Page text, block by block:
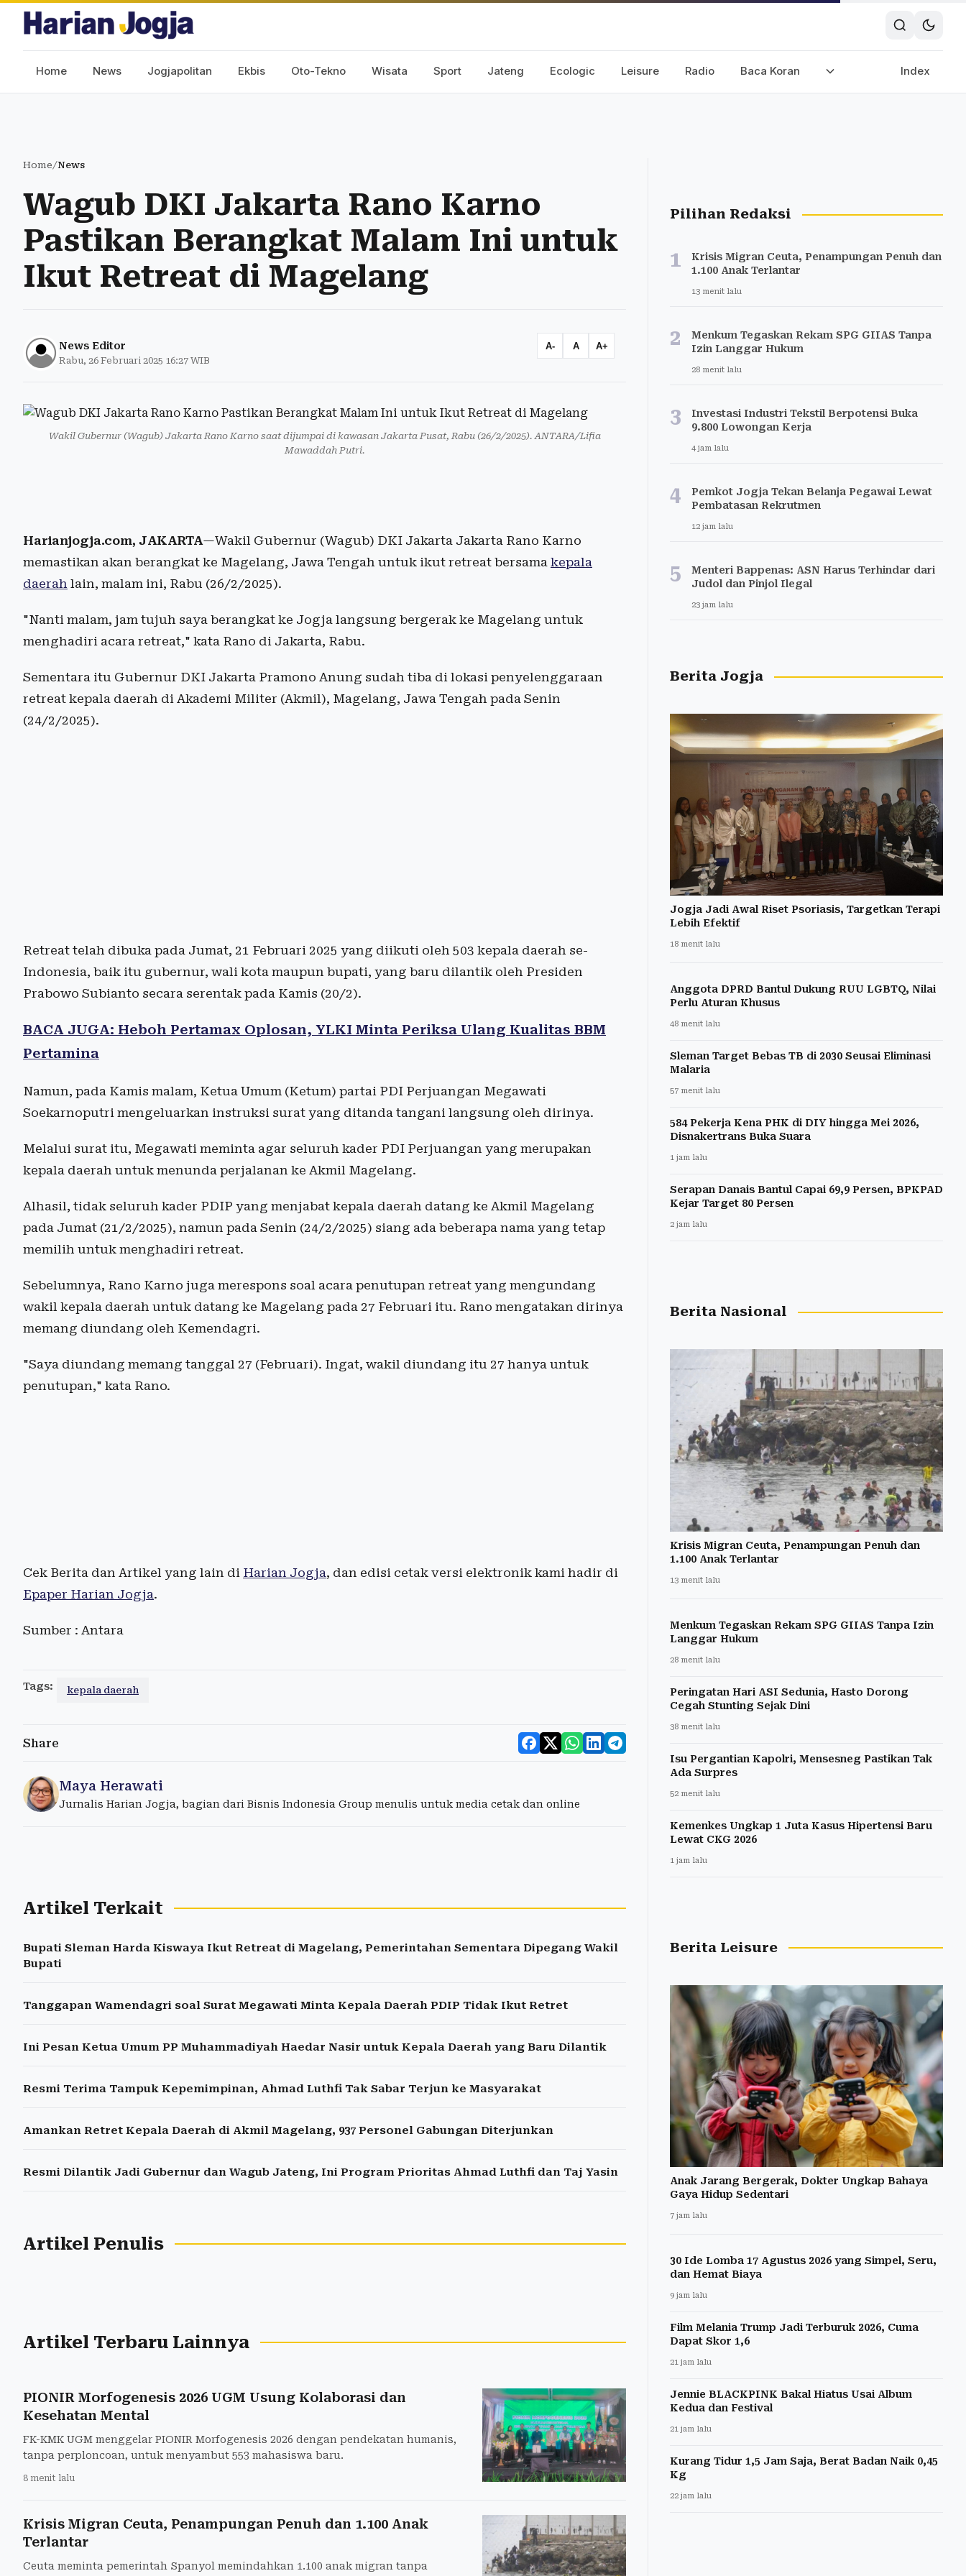
Home News Jogjapolitan Ekbis Oto-Tekno Wisata Sport Jateng Ecologic Leisure Radio Baca Koran Index
Home/News
Wagub DKI Jakarta Rano Karno
Pastikan Berangkat Malam Ini untuk
Ikut Retreat di Magelang
News Editor
Rabu, 26 Februari 2025 16:27 WIB
A- A A+
Wakil Gubernur (Wagub) Jakarta Rano Karno saat dijumpai di kawasan Jakarta Pusat, Rabu (26/2/2025). ANTARA/Lifia
Mawaddah Putri.
Harianjogja.com, JAKARTA—Wakil Gubernur (Wagub) DKI Jakarta Jakarta Rano Karno
memastikan akan berangkat ke Magelang, Jawa Tengah untuk ikut retreat bersama kepala
daerah lain, malam ini, Rabu (26/2/2025).
"Nanti malam, jam tujuh saya berangkat ke Jogja langsung bergerak ke Magelang untuk
menghadiri acara retreat," kata Rano di Jakarta, Rabu.
Sementara itu Gubernur DKI Jakarta Pramono Anung sudah tiba di lokasi penyelenggaraan
retreat kepala daerah di Akademi Militer (Akmil), Magelang, Jawa Tengah pada Senin
(24/2/2025).
Retreat telah dibuka pada Jumat, 21 Februari 2025 yang diikuti oleh 503 kepala daerah se-
Indonesia, baik itu gubernur, wali kota maupun bupati, yang baru dilantik oleh Presiden
Prabowo Subianto secara serentak pada Kamis (20/2).
BACA JUGA: Heboh Pertamax Oplosan, YLKI Minta Periksa Ulang Kualitas BBM
Pertamina
Namun, pada Kamis malam, Ketua Umum (Ketum) partai PDI Perjuangan Megawati
Soekarnoputri mengeluarkan instruksi surat yang ditanda tangani langsung oleh dirinya.
Melalui surat itu, Megawati meminta agar seluruh kader PDI Perjuangan yang merupakan
kepala daerah untuk menunda perjalanan ke Akmil Magelang.
Alhasil, tidak seluruh kader PDIP yang menjabat kepala daerah datang ke Akmil Magelang
pada Jumat (21/2/2025), namun pada Senin (24/2/2025) siang ada beberapa nama yang tetap
memilih untuk menghadiri retreat.
Sebelumnya, Rano Karno juga merespons soal acara penutupan retreat yang mengundang
wakil kepala daerah untuk datang ke Magelang pada 27 Februari itu. Rano mengatakan dirinya
memang diundang oleh Kemendagri.
"Saya diundang memang tanggal 27 (Februari). Ingat, wakil diundang itu 27 hanya untuk
penutupan," kata Rano.
Cek Berita dan Artikel yang lain di Harian Jogja, dan edisi cetak versi elektronik kami hadir di
Epaper Harian Jogja.
Sumber : Antara
Tags: kepala daerah
Share
Maya Herawati
Jurnalis Harian Jogja, bagian dari Bisnis Indonesia Group menulis untuk media cetak dan online
Artikel Terkait
Bupati Sleman Harda Kiswaya Ikut Retreat di Magelang, Pemerintahan Sementara Dipegang Wakil
Bupati
Tanggapan Wamendagri soal Surat Megawati Minta Kepala Daerah PDIP Tidak Ikut Retret
Ini Pesan Ketua Umum PP Muhammadiyah Haedar Nasir untuk Kepala Daerah yang Baru Dilantik
Resmi Terima Tampuk Kepemimpinan, Ahmad Luthfi Tak Sabar Terjun ke Masyarakat
Amankan Retret Kepala Daerah di Akmil Magelang, 937 Personel Gabungan Diterjunkan
Resmi Dilantik Jadi Gubernur dan Wagub Jateng, Ini Program Prioritas Ahmad Luthfi dan Taj Yasin
Artikel Penulis
Artikel Terbaru Lainnya
PIONIR Morfogenesis 2026 UGM Usung Kolaborasi dan
Kesehatan Mental
FK-KMK UGM menggelar PIONIR Morfogenesis 2026 dengan pendekatan humanis,
tanpa perploncoan, untuk menyambut 553 mahasiswa baru.
8 menit lalu
Krisis Migran Ceuta, Penampungan Penuh dan 1.100 Anak
Terlantar
Ceuta meminta pemerintah Spanyol memindahkan 1.100 anak migran tanpa
Pilihan Redaksi
1
Krisis Migran Ceuta, Penampungan Penuh dan
1.100 Anak Terlantar
13 menit lalu
2
Menkum Tegaskan Rekam SPG GIIAS Tanpa
Izin Langgar Hukum
28 menit lalu
3
Investasi Industri Tekstil Berpotensi Buka
9.800 Lowongan Kerja
4 jam lalu
4
Pemkot Jogja Tekan Belanja Pegawai Lewat
Pembatasan Rekrutmen
12 jam lalu
5
Menteri Bappenas: ASN Harus Terhindar dari
Judol dan Pinjol Ilegal
23 jam lalu
Berita Jogja
Jogja Jadi Awal Riset Psoriasis, Targetkan Terapi
Lebih Efektif
18 menit lalu
Anggota DPRD Bantul Dukung RUU LGBTQ, Nilai
Perlu Aturan Khusus
48 menit lalu
Sleman Target Bebas TB di 2030 Seusai Eliminasi
Malaria
57 menit lalu
584 Pekerja Kena PHK di DIY hingga Mei 2026,
Disnakertrans Buka Suara
1 jam lalu
Serapan Danais Bantul Capai 69,9 Persen, BPKPAD
Kejar Target 80 Persen
2 jam lalu
Berita Nasional
Krisis Migran Ceuta, Penampungan Penuh dan
1.100 Anak Terlantar
13 menit lalu
Menkum Tegaskan Rekam SPG GIIAS Tanpa Izin
Langgar Hukum
28 menit lalu
Peringatan Hari ASI Sedunia, Hasto Dorong
Cegah Stunting Sejak Dini
38 menit lalu
Isu Pergantian Kapolri, Mensesneg Pastikan Tak
Ada Surpres
52 menit lalu
Kemenkes Ungkap 1 Juta Kasus Hipertensi Baru
Lewat CKG 2026
1 jam lalu
Berita Leisure
Anak Jarang Bergerak, Dokter Ungkap Bahaya
Gaya Hidup Sedentari
7 jam lalu
30 Ide Lomba 17 Agustus 2026 yang Simpel, Seru,
dan Hemat Biaya
9 jam lalu
Film Melania Trump Jadi Terburuk 2026, Cuma
Dapat Skor 1,6
21 jam lalu
Jennie BLACKPINK Bakal Hiatus Usai Album
Kedua dan Festival
21 jam lalu
Kurang Tidur 1,5 Jam Saja, Berat Badan Naik 0,45
Kg
22 jam lalu